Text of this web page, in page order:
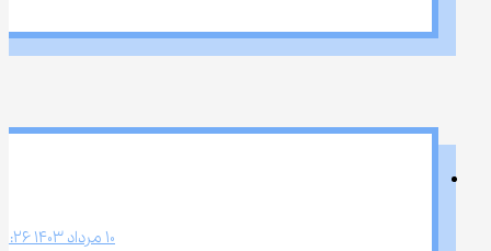
10 مرداد 1403 2:26 ب.ظ